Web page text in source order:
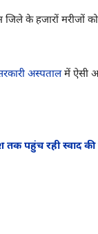
के हजारों
अस्पतालमें ऐसी
तक पहुंच रही स्वाद की